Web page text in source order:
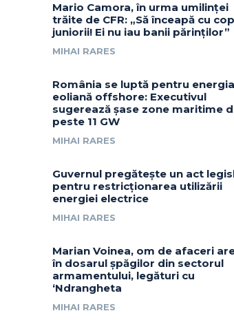
Mario Camora, în urma umilinței
trăite de CFR: „Să înceapă cu
juniorii! Ei nu iau banii părinților”
MIHAI RARES
România se luptă pentru energia
eoliană offshore: Executivul
sugerează șase zone maritime
peste 11 GW
MIHAI RARES
Guvernul pregătește un act
pentru restricționarea utilizării
energiei electrice
MIHAI RARES
Marian Voinea, om de afaceri
în dosarul șpăgilor din sectorul
armamentului, legături cu
‘Ndrangheta
MIHAI RARES